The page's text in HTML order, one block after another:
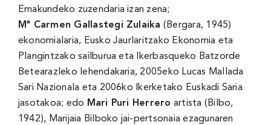
Emakundeko zuzendaria izan zena;
Mª Carmen Gallastegi Zulaika (Bergara, 1945)
ekonomialaria, Eusko Jaurlaritzako Ekonomia eta
Plangintzako sailburua eta Ikerbasqueko Batzorde
Betearazleko lehendakaria, 2005eko Lucas Mallada
Sari Nazionala eta 2006ko Ikerketako Euskadi Saria
jasotakoa; edo Mari Puri Herrero artista (Bilbo,
1942), Marijaia Bilboko jai-pertsonaia ezagunaren